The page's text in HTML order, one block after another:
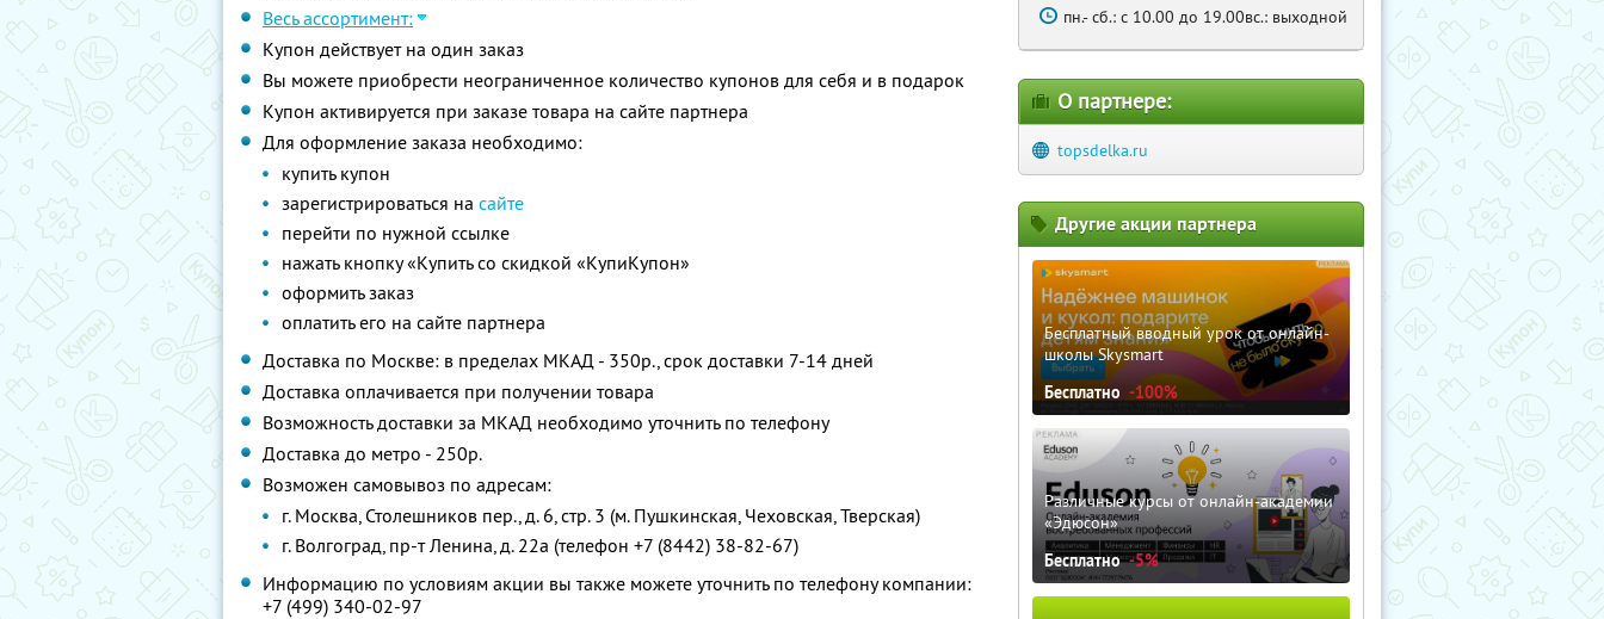
Весь ассортимент:
Купон действует на один заказ
Вы можете приобрести неограниченное количество купонов для себя и в подарок
Купон активируется при заказе товара на сайте партнера
Для оформление заказа необходимо:
купить купон
зарегистрироваться на сайте
перейти по нужной ссылке
нажать кнопку «Купить со скидкой «КупиКупон»
оформить заказ
оплатить его на сайте партнера
Доставка по Москве: в пределах МКАД - 350р., срок доставки 7-14 дней
Доставка оплачивается при получении товара
Возможность доставки за МКАД необходимо уточнить по телефону
Доставка до метро - 250р.
Возможен самовывоз по адресам:
г. Москва, Столешников пер., д. 6, стр. 3 (м. Пушкинская, Чеховская, Тверская)
г. Волгоград, пр-т Ленина, д. 22а (телефон +7 (8442) 38-82-67)
Информацию по условиям акции вы также можете уточнить по телефону компании:
+7 (499) 340-02-97
пн.- сб.: с 10.00 до 19.00вс.: выходной
О партнере:
topsdelka.ru
Другие акции партнера
Бесплатный вводный урок от онлайн-
школы Skysmart
Бесплатно -100%
Различные курсы от онлайн-академии
«Эдюсон»
Бесплатно -5%